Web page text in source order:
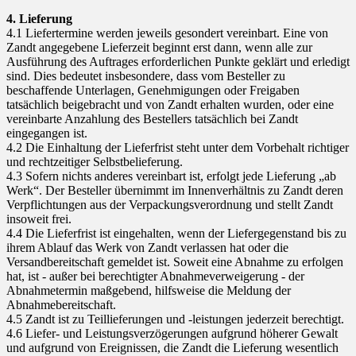
4. Lieferung
4.1 Liefertermine werden jeweils gesondert vereinbart. Eine von
Zandt angegebene Lieferzeit beginnt erst dann, wenn alle zur
Ausführung des Auftrages erforderlichen Punkte geklärt und erledigt
sind. Dies bedeutet insbesondere, dass vom Besteller zu
beschaffende Unterlagen, Genehmigungen oder Freigaben
tatsächlich beigebracht und von Zandt erhalten wurden, oder eine
vereinbarte Anzahlung des Bestellers tatsächlich bei Zandt
eingegangen ist.
4.2 Die Einhaltung der Lieferfrist steht unter dem Vorbehalt richtiger
und rechtzeitiger Selbstbelieferung.
4.3 Sofern nichts anderes vereinbart ist, erfolgt jede Lieferung „ab
Werk“. Der Besteller übernimmt im Innenverhältnis zu Zandt deren
Verpflichtungen aus der Verpackungsverordnung und stellt Zandt
insoweit frei.
4.4 Die Lieferfrist ist eingehalten, wenn der Liefergegenstand bis zu
ihrem Ablauf das Werk von Zandt verlassen hat oder die
Versandbereitschaft gemeldet ist. Soweit eine Abnahme zu erfolgen
hat, ist - außer bei berechtigter Abnahmeverweigerung - der
Abnahmetermin maßgebend, hilfsweise die Meldung der
Abnahmebereitschaft.
4.5 Zandt ist zu Teillieferungen und -leistungen jederzeit berechtigt.
4.6 Liefer- und Leistungsverzögerungen aufgrund höherer Gewalt
und aufgrund von Ereignissen, die Zandt die Lieferung wesentlich